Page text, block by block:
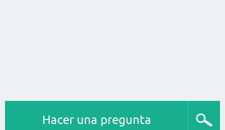
Hacer una pregunta